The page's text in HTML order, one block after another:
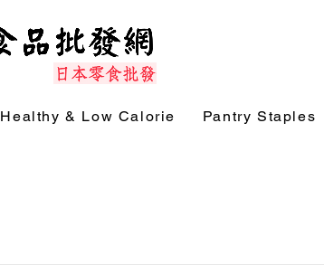
Healthy & Low Calorie Pantry Staples